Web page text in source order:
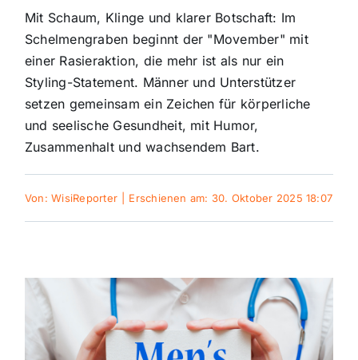
Kultur
Panorama
Mein Stadtteil
Galerie
Polizeimeldungen
Themen und Termine
Mit Schaum, Klinge und klarer Botschaft: Im
Schelmengraben beginnt der "Movember" mit
einer Rasieraktion, die mehr ist als nur ein
Styling-Statement. Männer und Unterstützer
setzen gemeinsam ein Zeichen für körperliche
und seelische Gesundheit, mit Humor,
Zusammenhalt und wachsendem Bart.
Von:WisiReporter Erschienen am: 30. Oktober 2025 18:07